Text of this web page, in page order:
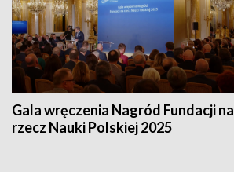
Gala wręczenia Nagród Fundacji na
rzecz Nauki Polskiej 2025